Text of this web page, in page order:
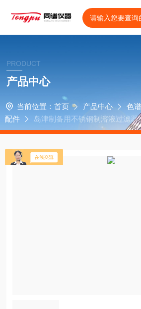
PRODUCT
产品中心
当前位置： 首页 产品中心 色
配件
岛津制备用不锈钢制溶液过滤器